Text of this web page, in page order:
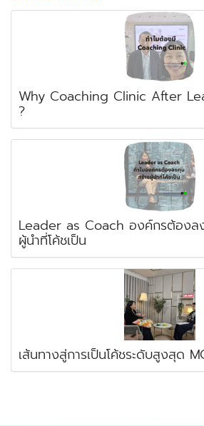
Why Coaching Clinic After
?
Leader as Coach องค์กรต้องล
ผู้นำที่โค้ชเป็น
เส้นทางสู่การเป็นโค้ชระดับสูงสุด